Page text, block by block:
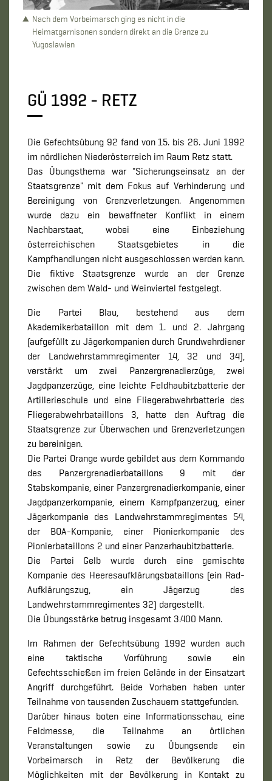
Nach dem Vorbeimarsch ging es nicht in die
Heimatgarnisonen sondern direkt an die Grenze zu
Yugoslawien
GÜ 1992 - RETZ
Die Gefechtsübung 92 fand von 15. bis 26. Juni 1992
im nördlichen Niederösterreich im Raum Retz statt.
Das Übungsthema war "Sicherungseinsatz an der
Staatsgrenze" mit dem Fokus auf Verhinderung und
Bereinigung von Grenzverletzungen. Angenommen
wurde dazu ein bewaffneter Konflikt in einem
Nachbarstaat, wobei eine Einbeziehung
österreichischen Staatsgebietes in die
Kampfhandlungen nicht ausgeschlossen werden kann.
Die fiktive Staatsgrenze wurde an der Grenze
zwischen dem Wald- und Weinviertel festgelegt.
Die Partei Blau, bestehend aus dem
Akademikerbataillon mit dem 1. und 2. Jahrgang
(aufgefüllt zu Jägerkompanien durch Grundwehrdiener
der Landwehrstammregimenter 14, 32 und 34),
verstärkt um zwei Panzergrenadierzüge, zwei
Jagdpanzerzüge, eine leichte Feldhaubitzbatterie der
Artillerieschule und eine Fliegerabwehrbatterie des
Fliegerabwehrbataillons 3, hatte den Auftrag die
Staatsgrenze zur Überwachen und Grenzverletzungen
zu bereinigen.
Die Partei Orange wurde gebildet aus dem Kommando
des Panzergrenadierbataillons 9 mit der
Stabskompanie, einer Panzergrenadierkompanie, einer
Jagdpanzerkompanie, einem Kampfpanzerzug, einer
Jägerkompanie des Landwehrstammregimentes 54,
der BOA-Kompanie, einer Pionierkompanie des
Pionierbataillons 2 und einer Panzerhaubitzbatterie.
Die Partei Gelb wurde durch eine gemischte
Kompanie des Heeresaufklärungsbataillons (ein Rad-
Aufklärungszug, ein Jägerzug des
Landwehrstammregimentes 32) dargestellt.
Die Übungsstärke betrug insgesamt 3.400 Mann.
Im Rahmen der Gefechtsübung 1992 wurden auch
eine taktische Vorführung sowie ein
Gefechtsschießen im freien Gelände in der Einsatzart
Angriff durchgeführt. Beide Vorhaben haben unter
Teilnahme von tausenden Zuschauern stattgefunden.
Darüber hinaus boten eine Informationsschau, eine
Feldmesse, die Teilnahme an örtlichen
Veranstaltungen sowie zu Übungsende ein
Vorbeimarsch in Retz der Bevölkerung die
Möglichkeiten mit der Bevölkerung in Kontakt zu